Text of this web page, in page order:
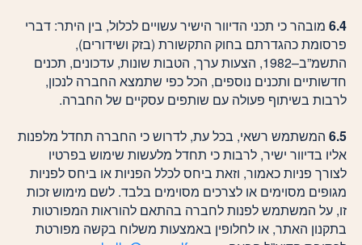
6.4 מובהר כי תכני הדיוור הישיר עשויים לכלול, בין היתר: דברי
פרסומת כהגדרתם בחוק התקשורת (בזק ושידורים),
התשמ”ב–1982, הצעות ערך, הטבות שונות, עדכונים, תכנים
חדשותיים ותכנים נוספים, הכל כפי שתמצא החברה לנכון,
לרבות בשיתוף פעולה עם שותפים עסקיים של החברה.
6.5 המשתמש רשאי, בכל עת, לדרוש כי החברה תחדל מלפנות
אליו בדיוור ישיר, לרבות כי תחדל מלעשות שימוש בפרטיו
לצורך פניות כאמור, וזאת ביחס לכלל הפניות או ביחס לפניות
מגופים מסוימים או לצרכים מסוימים בלבד. לשם מימוש זכות
זו, על המשתמש לפנות לחברה בהתאם להוראות המפורטות
בתקנון האתר, או לחלופין באמצעות משלוח בקשה מפורטת